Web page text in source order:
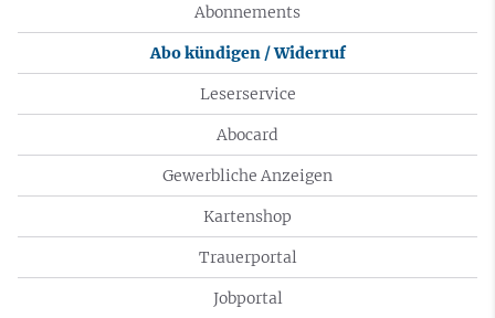
Abonnements
Abo kündigen / Widerruf
Leserservice
Abocard
Gewerbliche Anzeigen
Kartenshop
Trauerportal
Jobportal